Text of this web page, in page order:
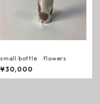
small bottle flowers
¥30,000